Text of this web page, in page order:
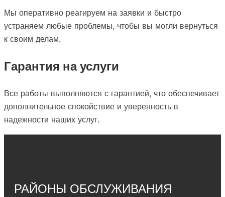
Мы оперативно реагируем на заявки и быстро
устраняем любые проблемы, чтобы вы могли вернуться
к своим делам.
Гарантия на услуги
Все работы выполняются с гарантией, что обеспечивает
дополнительное спокойствие и уверенность в
надежности наших услуг.
РАЙОНЫ ОБСЛУЖИВАНИЯ